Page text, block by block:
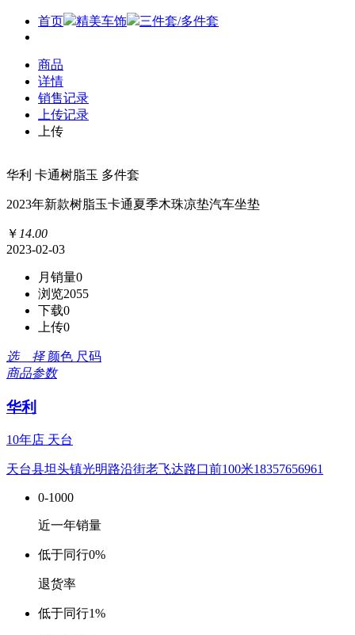
首页 精美车饰 三件套/多件套
商品
详情
销售记录
上传记录
上传
华利 卡通树脂玉 多件套
2023年新款树脂玉卡通夏季木珠凉垫汽车坐垫
￥ 14.00
2023-02-03
月销量0
浏览2055
下载0
上传0
选 择 颜色 尺码
商品参数
华利
10年店 天台
天台县坦头镇光明路沿街老飞达路口前100米18357656961
0-1000
近一年销量
低于同行0%
退货率
低于同行1%